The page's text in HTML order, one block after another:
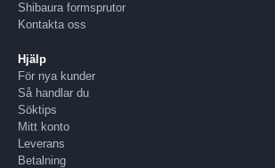
Shibaura formsprutor
Kontakta oss
Hjälp
För nya kunder
Så handlar du
Söktips
Mitt konto
Leverans
Betalning